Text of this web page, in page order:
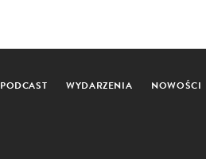
PODCAST WYDARZENIA NOWOŚCI